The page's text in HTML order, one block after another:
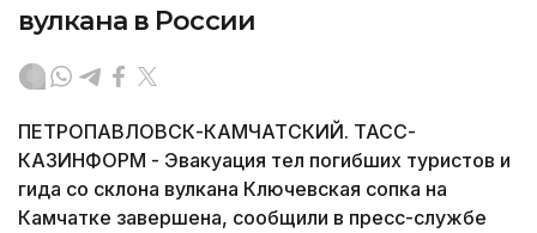
вулкана в России
ПЕТРОПАВЛОВСК-КАМЧАТСКИЙ. ТАСС-
КАЗИНФОРМ - Эвакуация тел погибших туристов и
гида со склона вулкана Ключевская сопка на
Камчатке завершена, сообщили в пресс-службе